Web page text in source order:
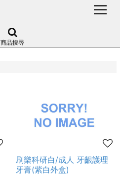
商品搜尋
刷樂科研白/成人 牙齦護理
牙膏(紫白外盒)